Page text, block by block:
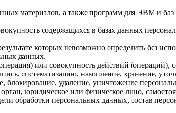
материалов, а также программ для ЭВМ и
содержащихся в базах данных
которых невозможно определить без
данных.
или совокупность действий (операций),
систематизацию, накопление, хранение,
блокирование, удаление, уничтожение
юридическое или физическое лицо,
обработки персональных данных, состав